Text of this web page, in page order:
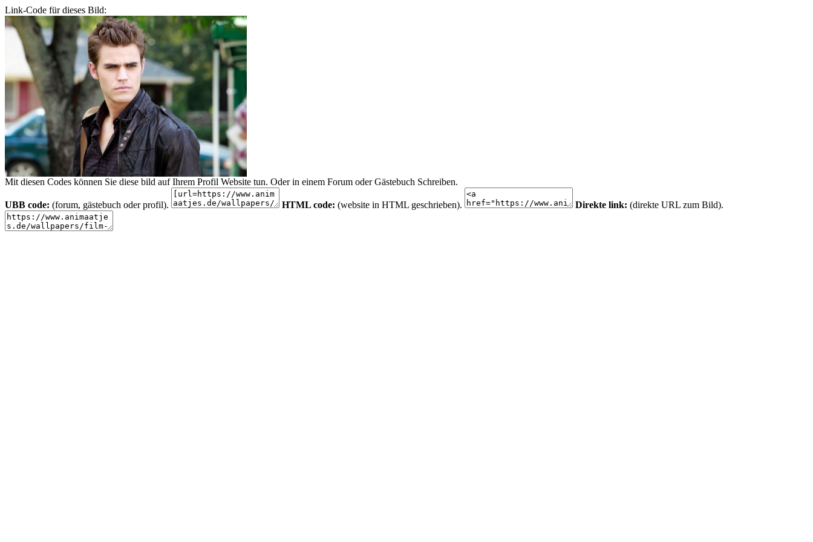
Link-Code für dieses Bild:
Mit diesen Codes können Sie diese bild auf Ihrem Profil Website tun. Oder in einem Forum oder Gästebuch Schreiben.
UBB code: (forum, gästebuch oder profil). HTML code: (website in HTML geschrieben). Direkte link: (direkte URL zum Bild).